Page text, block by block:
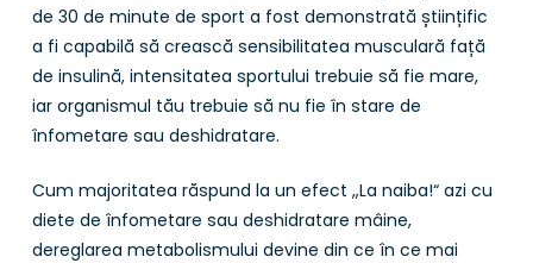
de 30 de minute de sport a fost demonstrată științific
a fi capabilă să crească sensibilitatea musculară față
de insulină, intensitatea sportului trebuie să fie mare,
iar organismul tău trebuie să nu fie în stare de
înfometare sau deshidratare.
Cum majoritatea răspund la un efect „La naiba!“ azi cu
diete de înfometare sau deshidratare mâine,
dereglarea metabolismului devine din ce în ce mai